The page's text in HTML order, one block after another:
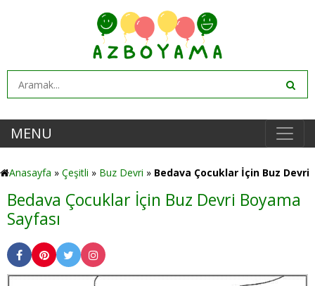
MENU
Anasayfa » Çeşitli » Buz Devri » Bedava Çocuklar İçin Buz Devri
Bedava Çocuklar İçin Buz Devri Boyama
Sayfası